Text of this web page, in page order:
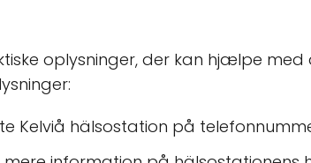
oplysninger, der kan hjælpe
Kelviå hälsostation på